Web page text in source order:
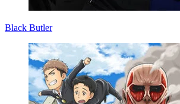
Black Butler